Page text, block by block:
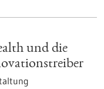
und die